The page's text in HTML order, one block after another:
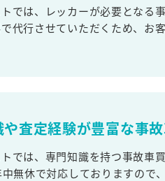
では、レッカーが必要となる
代行させていただくため、お
や査定経験が豊富な事
では、専門知識を持つ事故車
無休で対応しておりますので